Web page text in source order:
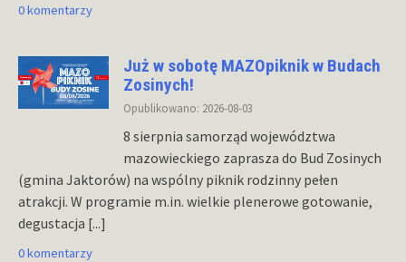
0 komentarzy
Już w sobotę MAZOpiknik w Budach
Zosinych!
Opublikowano: 2026-08-03
8 sierpnia samorząd województwa
mazowieckiego zaprasza do Bud Zosinych
(gmina Jaktorów) na wspólny piknik rodzinny pełen
atrakcji. W programie m.in. wielkie plenerowe gotowanie,
degustacja [...]
0 komentarzy